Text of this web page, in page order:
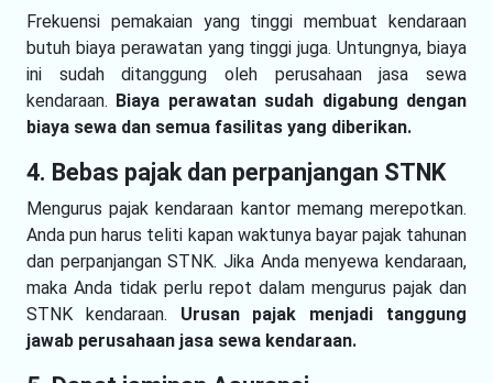
Frekuensi pemakaian yang tinggi membuat kendaraan
butuh biaya perawatan yang tinggi juga. Untungnya, biaya
ini sudah ditanggung oleh perusahaan jasa sewa
kendaraan. Biaya perawatan sudah digabung dengan
biaya sewa dan semua fasilitas yang diberikan.
4. Bebas pajak dan perpanjangan STNK
Mengurus pajak kendaraan kantor memang merepotkan.
Anda pun harus teliti kapan waktunya bayar pajak tahunan
dan perpanjangan STNK. Jika Anda menyewa kendaraan,
maka Anda tidak perlu repot dalam mengurus pajak dan
STNK kendaraan. Urusan pajak menjadi tanggung
jawab perusahaan jasa sewa kendaraan.